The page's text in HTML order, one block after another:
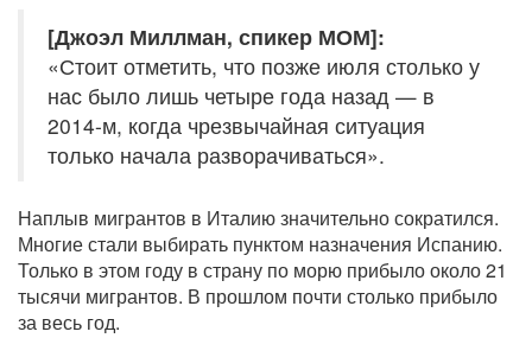
[Джоэл Миллман, спикер МОМ]:
«Стоит отметить, что позже июля столько у
нас было лишь четыре года назад — в
2014-м, когда чрезвычайная ситуация
только начала разворачиваться».
Наплыв мигрантов в Италию значительно сократился.
Многие стали выбирать пунктом назначения Испанию.
Только в этом году в страну по морю прибыло около 21
тысячи мигрантов. В прошлом почти столько прибыло
за весь год.